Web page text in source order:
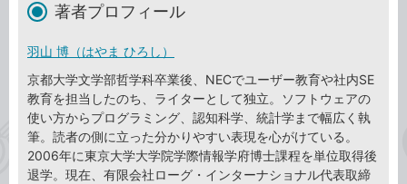
著者プロフィール
羽山 博（はやま ひろし）
京都大学文学部哲学科卒業後、NECでユーザー教育や社内SE
教育を担当したのち、ライターとして独立。ソフトウェアの
使い方からプログラミング、認知科学、統計学まで幅広く執
筆。読者の側に立った分かりやすい表現を心がけている。
2006年に東京大学大学院学際情報学府博士課程を単位取得後
退学。現在、有限会社ローグ・インターナショナル代表取締